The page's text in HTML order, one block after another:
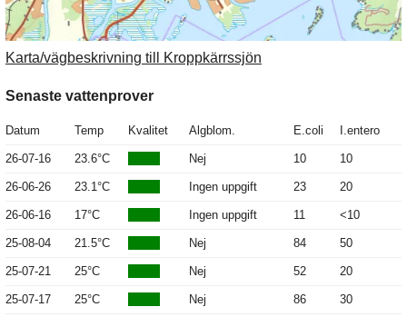
Karta/vägbeskrivning till Kroppkärrssjön
Senaste vattenprover
Datum Temp Kvalitet Algblom. E.coli I.entero
26-07-16 23.6°C Nej 10 10
26-06-26 23.1°C Ingen uppgift 23 20
26-06-16 17°C Ingen uppgift 11 <10
25-08-04 21.5°C Nej 84 50
25-07-21 25°C Nej 52 20
25-07-17 25°C Nej 86 30